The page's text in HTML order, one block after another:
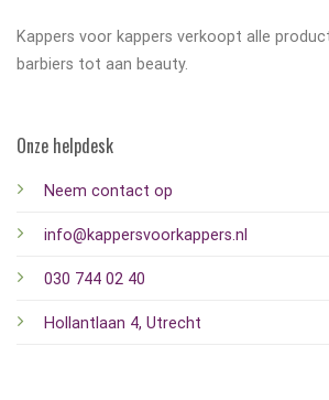
Kappers voor kappers verkoopt alle
barbiers tot aan beauty.
Onze helpdesk
Neem contact op
info@kappersvoorkappers.nl
030 744 02 40
Hollantlaan 4, Utrecht